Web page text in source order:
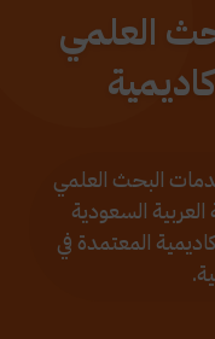
العلمي
البحث العلمي
العربية السعودية
المعتمدة في